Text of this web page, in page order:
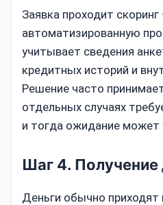
Заявка проходит скоринг
автоматизированную
учитывает сведения
кредитных историй и
Решение часто
отдельных случаях
и тогда ожидание может
Шаг 4. Получение
Деньги обычно приходят